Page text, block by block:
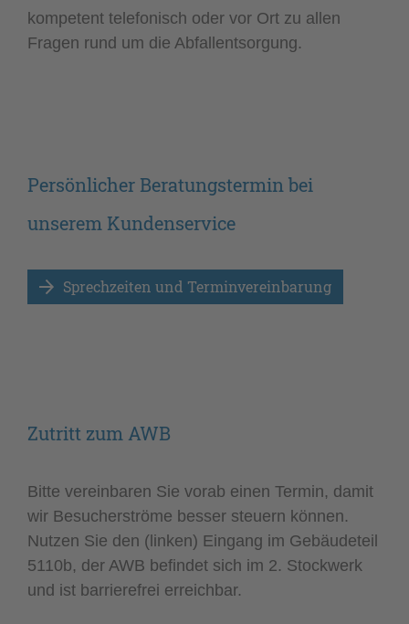
kompetent telefonisch oder vor Ort zu allen
Fragen rund um die Abfallentsorgung.
Persönlicher Beratungstermin bei
unserem Kundenservice
Sprechzeiten und Terminvereinbarung
Zutritt zum AWB
Bitte vereinbaren Sie vorab einen Termin, damit
wir Besucherströme besser steuern können.
Nutzen Sie den (linken) Eingang im Gebäudeteil
5110b, der AWB befindet sich im 2. Stockwerk
und ist barrierefrei erreichbar.